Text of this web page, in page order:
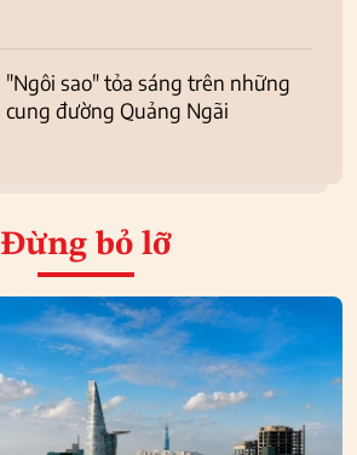
"Ngôi sao" tỏa sáng trên những
cung đường Quảng Ngãi
Đừng bỏ lỡ